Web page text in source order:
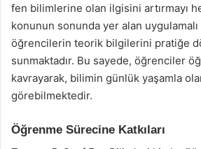
fen bilimlerine olan ilgisini artırmayı
konunun sonunda yer alan
öğrencilerin teorik bilgilerini pratiğe
sunmaktadır. Bu sayede, öğrenciler
kavrayarak, bilimin günlük yaşamla
görebilmektedir.
Öğrenme Sürecine Katkıları